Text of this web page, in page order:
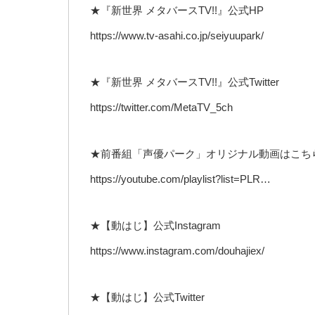
★『新世界 メタバースTV!!』公式HP
https://www.tv-asahi.co.jp/seiyuupark/
★『新世界 メタバースTV!!』公式Twitter
https://twitter.com/MetaTV_5ch
★前番組「声優パーク」オリジナル動画はこち
https://youtube.com/playlist?list=PLR…
★【動はじ】公式Instagram
https://www.instagram.com/douhajiex/
★【動はじ】公式Twitter